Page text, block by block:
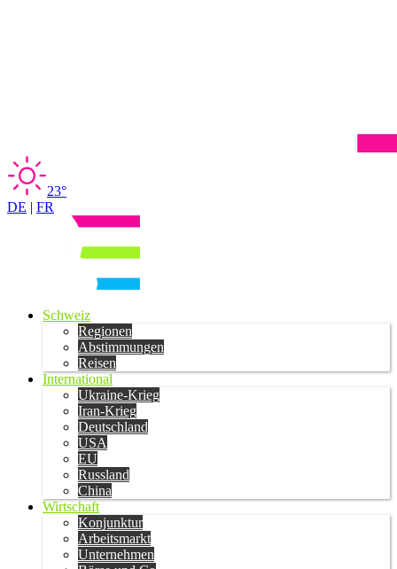
23°
DE | FR
Schweiz
Regionen
Abstimmungen
Reisen
International
Ukraine-Krieg
Iran-Krieg
Deutschland
USA
EU
Russland
China
Wirtschaft
Konjunktur
Arbeitsmarkt
Unternehmen